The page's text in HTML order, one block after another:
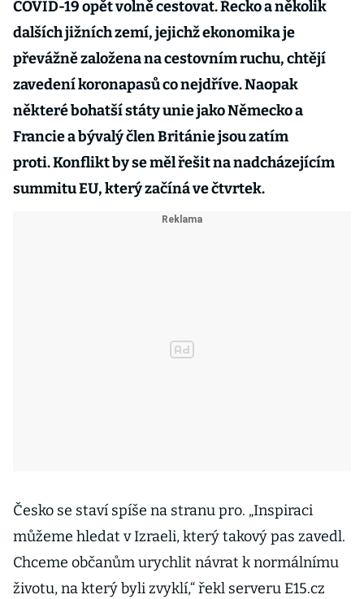
COVID-19 opět volně cestovat. Řecko a několik
dalších jižních zemí, jejichž ekonomika je
převážně založena na cestovním ruchu, chtějí
zavedení koronapasů co nejdříve. Naopak
některé bohatší státy unie jako Německo a
Francie a bývalý člen Británie jsou zatím
proti. Konflikt by se měl řešit na nadcházejícím
summitu EU, který začíná ve čtvrtek.
Česko se staví spíše na stranu pro. „Inspiraci
můžeme hledat v Izraeli, který takový pas zavedl.
Chceme občanům urychlit návrat k normálnímu
životu, na který byli zvyklí,“ řekl serveru E15.cz